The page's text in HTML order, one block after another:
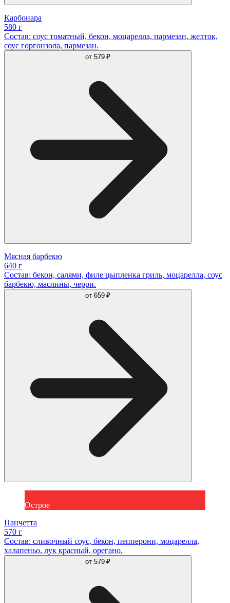
Карбонара
580 г
Состав: соус томатный, бекон, моцарелла, пармезан, желток,
соус горгонзола, пармезан.
от 579 ₽
Мясная барбекю
640 г
Состав: бекон, салями, филе цыпленка гриль, моцарелла, соус
барбекю, маслины, черри.
от 659 ₽
Острое
Панчетта
570 г
Состав: сливочный соус, бекон, пепперони, моцарелла,
халапеньо, лук красный, орегано.
от 579 ₽